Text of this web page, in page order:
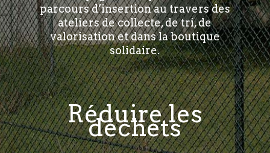
parcours d’insertion au travers des
ateliers de collecte, de tri, de
valorisation et dans la boutique
solidaire.
Réduire les
déchets